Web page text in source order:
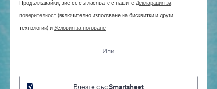
Продължавайки, вие се съгласявате с нашитеДекларация за
поверителност(включително използване на бисквитки и други
технологии) иУсловия за ползване
Или
Влезте със Smartsheet